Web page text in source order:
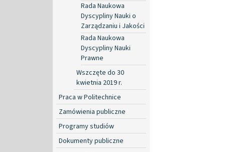
Rada Naukowa
Dyscypliny Nauki o
Zarządzaniu i Jakości
Rada Naukowa
Dyscypliny Nauki
Prawne
Wszczęte do 30
kwietnia 2019 r.
Praca w Politechnice
Zamówienia publiczne
Programy studiów
Dokumenty publiczne